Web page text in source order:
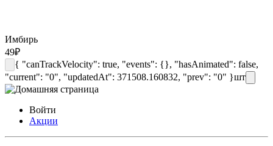
Имбирь
49₽
{ "canTrackVelocity": true, "events": {}, "hasAnimated": false,
"current": "0", "updatedAt": 371508.160832, "prev": "0" }шт
Войти
Акции